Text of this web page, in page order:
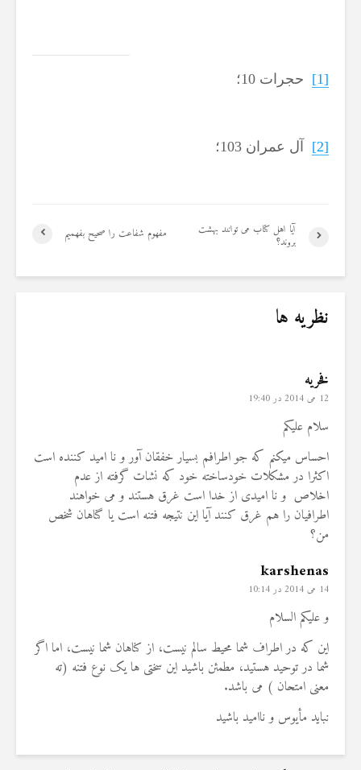
[1] حجرات 10؛
[2] آل عمران 103؛
مفهوم شفاعت را صحیح بفهمیم آیا اهل کتاب می توانند بهشت
بروند؟
نظریه ها
فخریه
12 می 2014 در 19:40
سلام علیکم
احساس میکنم که جو اطرافم بسیار خفقان آور و نا امید کننده است
اکثرا در مشکلات خودساخته خود که نشات گرفته از عدم
اخلاص و نا امیدی از خدا است غرق هستند و می خواهند
اطرافیان را هم غرق کنند آیا این نتیجه فتنه است یا گناهان شخص
من؟
karshenas
14 می 2014 در 10:14
و علیکم السلام
این که در اطراف شما محیط سالم نیست، از کناهان شما نیست، اما اگر
شما در توحید هستید، مطمئن باشید این سختی ها یک نوع فتنه (ته
معنی امتحان ) می باشد.
نباید مأیوس و ناامید باشید